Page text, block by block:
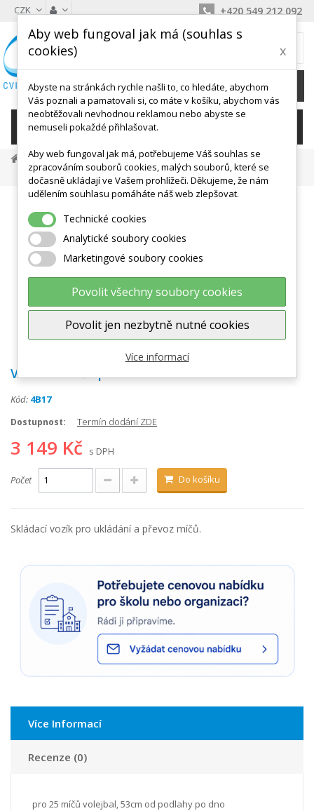
CZK +420 549 212 092
0 Kč
KATEGORIE
Vybavení Pro Sporty
Míčové Sporty
Huštění A Skladování Míčů
Vozík Na Míče Pro 25ks
Zobrazit větší
Vozík na míče pro 25ks
Kód: 4B17
Dostupnost: Termín dodání ZDE
3 149 Kč s DPH
Počet Do košíku
Skládací vozík pro ukládání a převoz míčů.
Více Informací
Recenze (0)
pro 25 míčů volejbal, 53cm od podlahy po dno
Aby web fungoval jak má (souhlas s
cookies)
x
Abyste na stránkách rychle našli to, co hledáte, abychom
Vás poznali a pamatovali si, co máte v košíku, abychom vás
neobtěžovali nevhodnou reklamou nebo abyste se
nemuseli pokaždé přihlašovat.
Aby web fungoval jak má, potřebujeme Váš souhlas se
zpracováním souborů cookies, malých souborů, které se
dočasně ukládají ve Vašem prohlížeči. Děkujeme, že nám
udělením souhlasu pomáháte náš web zlepšovat.
Technické cookies
Analytické soubory cookies
Marketingové soubory cookies
Povolit všechny soubory cookies
Povolit jen nezbytně nutné cookies
Více informací